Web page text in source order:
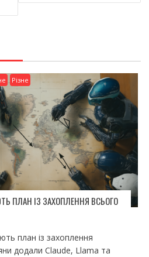
и
Різне
ПЛАН ІЗ ЗАХОПЛЕННЯ ВСЬОГО
план із захоплення
додали Claude, Llama та